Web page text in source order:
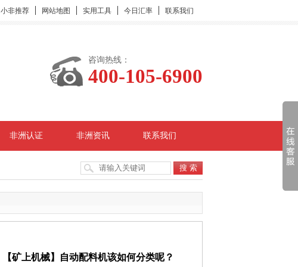
小非推荐 网站地图 实用工具 今日汇率 联系我们
咨询热线：
400-105-6900
非洲认证 非洲资讯 联系我们
搜 索
【矿上机械】自动配料机该如何分类呢？